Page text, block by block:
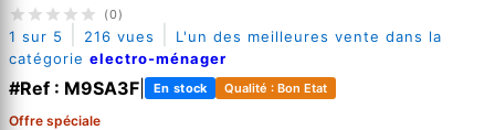
(0)
1 sur 5 216 vues
L'un des meilleures vente dans la
catégorie electro-ménager
#Ref : M9SA3F En stock Qualité : Bon Etat
Offre spéciale